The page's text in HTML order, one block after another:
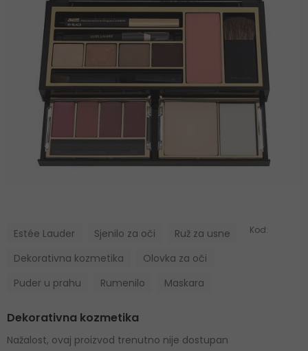
Estée Lauder Sjenilo za oči
Ruž za usne
Dekorativna kozmetika
Olovka za oči
Puder u prahu
Rumenilo Maskara
Kod:
Dekorativna kozmetika
Nažalost, ovaj proizvod trenutno nije dostupan